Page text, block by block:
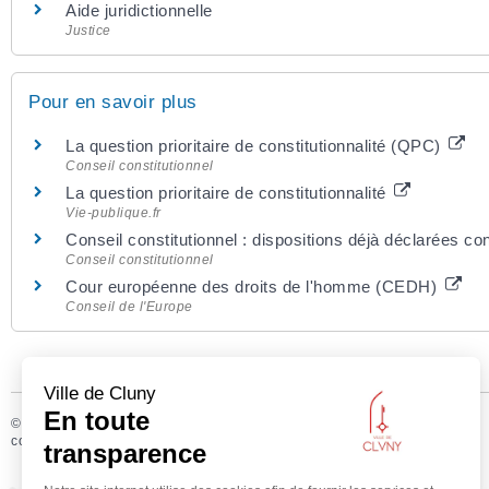
Aide juridictionnelle
Justice
Pour en savoir plus
La question prioritaire de constitutionnalité (QPC)
Conseil constitutionnel
La question prioritaire de constitutionnalité
Vie-publique.fr
Conseil constitutionnel : dispositions déjà déclarées
Conseil constitutionnel
Cour européenne des droits de l'homme (CEDH)
Conseil de l'Europe
©
Direction de l’information légale et administrative
comarquage developpé par